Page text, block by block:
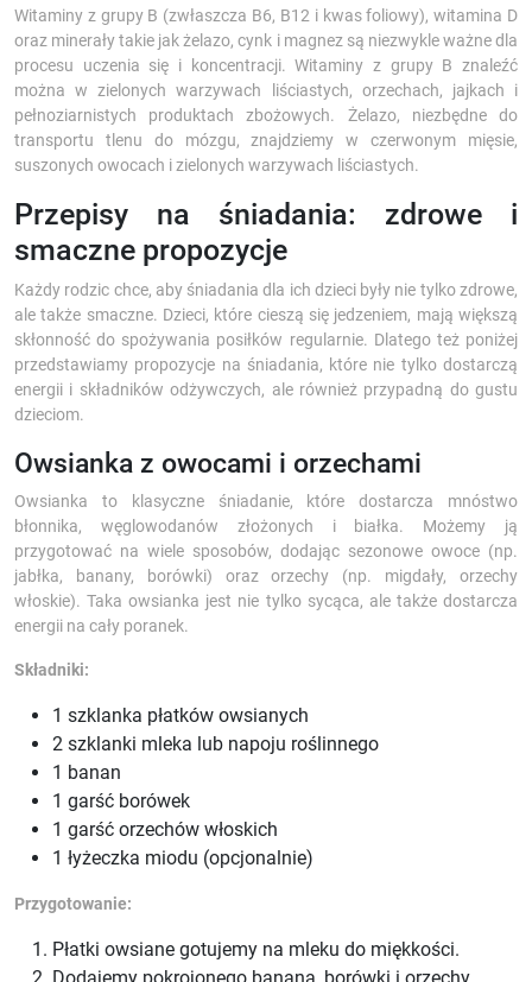
Witaminy z grupy B (zwłaszcza B6, B12 i kwas foliowy), witamina D
oraz minerały takie jak żelazo, cynk i magnez są niezwykle ważne dla
procesu uczenia się i koncentracji. Witaminy z grupy B znaleźć
można w zielonych warzywach liściastych, orzechach, jajkach i
pełnoziarnistych produktach zbożowych. Żelazo, niezbędne do
transportu tlenu do mózgu, znajdziemy w czerwonym mięsie,
suszonych owocach i zielonych warzywach liściastych.
Przepisy na śniadania: zdrowe i
smaczne propozycje
Każdy rodzic chce, aby śniadania dla ich dzieci były nie tylko zdrowe,
ale także smaczne. Dzieci, które cieszą się jedzeniem, mają większą
skłonność do spożywania posiłków regularnie. Dlatego też poniżej
przedstawiamy propozycje na śniadania, które nie tylko dostarczą
energii i składników odżywczych, ale również przypadną do gustu
dzieciom.
Owsianka z owocami i orzechami
Owsianka to klasyczne śniadanie, które dostarcza mnóstwo
błonnika, węglowodanów złożonych i białka. Możemy ją
przygotować na wiele sposobów, dodając sezonowe owoce (np.
jabłka, banany, borówki) oraz orzechy (np. migdały, orzechy
włoskie). Taka owsianka jest nie tylko sycąca, ale także dostarcza
energii na cały poranek.
Składniki:
1 szklanka płatków owsianych
2 szklanki mleka lub napoju roślinnego
1 banan
1 garść borówek
1 garść orzechów włoskich
1 łyżeczka miodu (opcjonalnie)
Przygotowanie:
Płatki owsiane gotujemy na mleku do miękkości.